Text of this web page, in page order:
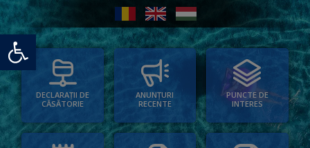
Deschide bara de unelte
DECLARAȚII DE
CĂSĂTORIE
ANUNȚURI
RECENTE
PUNCTE DE
INTERES